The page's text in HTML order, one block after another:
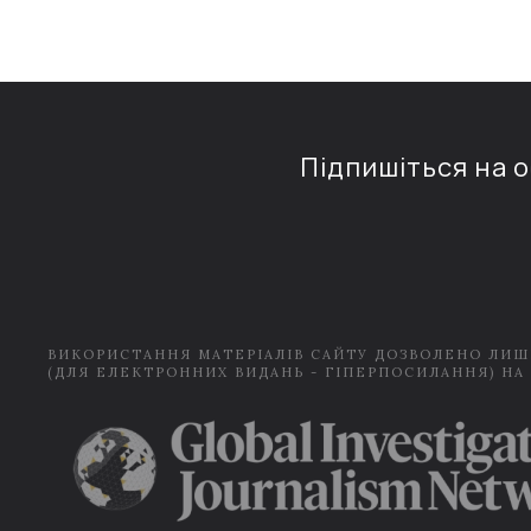
Підпишіться на
ВИКОРИСТАННЯ МАТЕРІАЛІВ САЙТУ ДОЗВОЛЕНО
(ДЛЯ ЕЛЕКТРОННИХ ВИДАНЬ - ГІПЕРПОСИЛАННЯ) НА